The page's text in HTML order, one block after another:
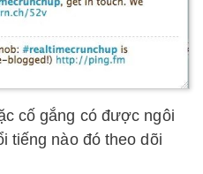
cố gắng có được ngôi
tiếng nào đó theo dõi